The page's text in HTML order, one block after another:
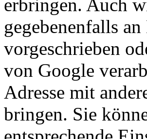
erbringen. Auch
gegebenenfalls
vorgeschrieben
von Google
Adresse mit
bringen. Sie